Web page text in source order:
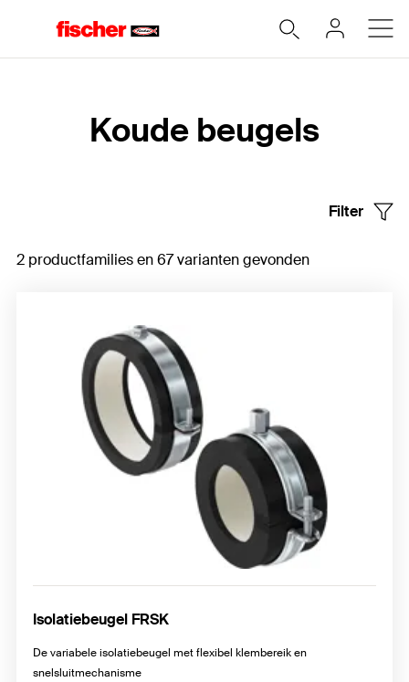
Koude beugels
Filter
2 productfamilies en 67 varianten gevonden
Isolatiebeugel FRSK
De variabele isolatiebeugel met flexibel klembereik en
snelsluitmechanisme